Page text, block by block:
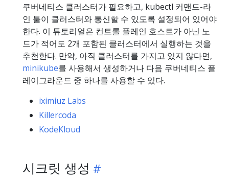
쿠버네티스 클러스터가 필요하고, kubectl 커맨드-라
인 툴이 클러스터와 통신할 수 있도록 설정되어 있어야
한다. 이 튜토리얼은 컨트롤 플레인 호스트가 아닌 노
드가 적어도 2개 포함된 클러스터에서 실행하는 것을
추천한다. 만약, 아직 클러스터를 가지고 있지 않다면,
minikube를 사용해서 생성하거나 다음 쿠버네티스 플
레이그라운드 중 하나를 사용할 수 있다.
iximiuz Labs
Killercoda
KodeKloud
시크릿 생성